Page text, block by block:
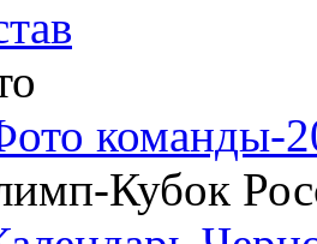
команды-
Кубок